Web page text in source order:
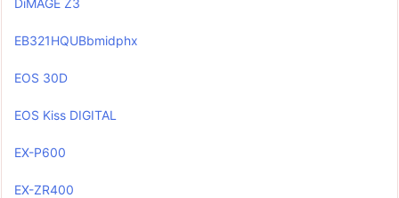
DiMAGE Z3
EB321HQUBbmidphx
EOS 30D
EOS Kiss DIGITAL
EX-P600
EX-ZR400